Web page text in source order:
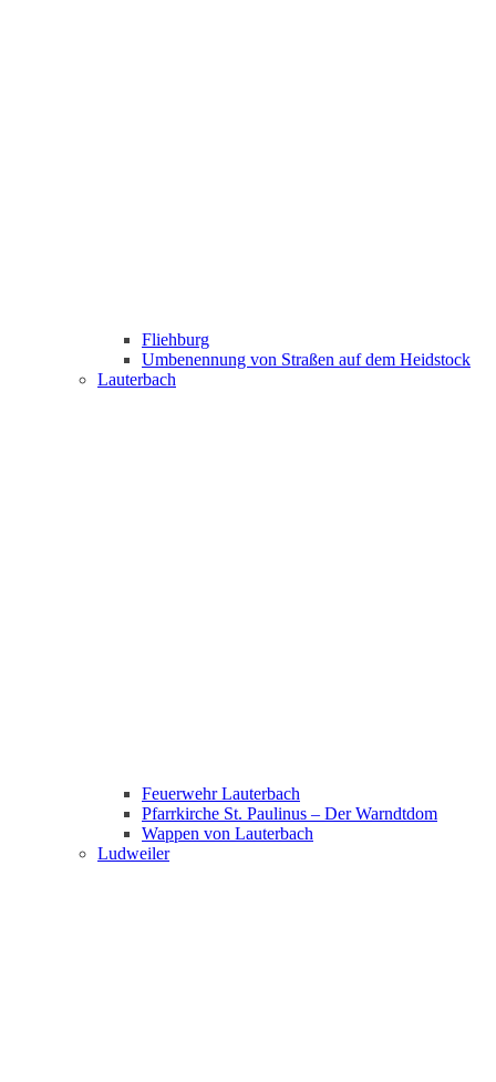
Fliehburg
Umbenennung von Straßen auf dem Heidstock
Lauterbach
Feuerwehr Lauterbach
Pfarrkirche St. Paulinus – Der Warndtdom
Wappen von Lauterbach
Ludweiler